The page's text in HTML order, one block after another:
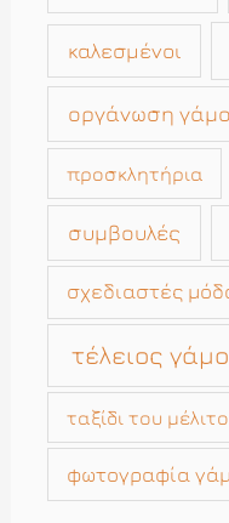
καλεσμένοι
οργάνωση
προσκλητήρια
συμβουλές
σχεδιαστές
τέλειος
ταξίδι του
φωτογραφία